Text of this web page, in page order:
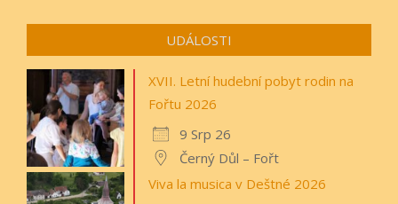
UDÁLOSTI
XVII. Letní hudební pobyt rodin na
Fořtu 2026
9 Srp 26
Černý Důl – Fořt
Viva la musica v Deštné 2026